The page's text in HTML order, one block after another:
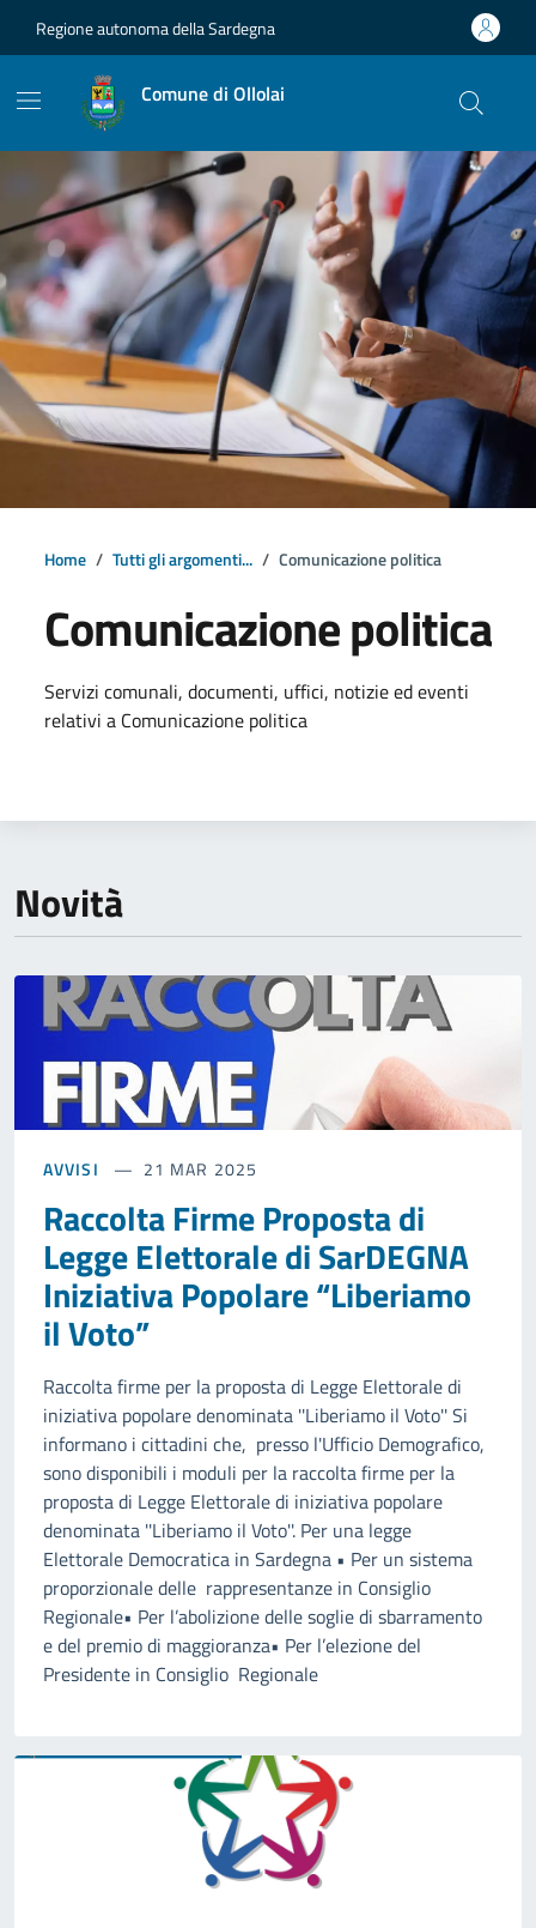
Regione autonoma della Sardegna
Comune di Ollolai
Home Tutti gli argomenti... Comunicazione politica
Comunicazione politica
Dettagli della notizia
Servizi comunali, documenti, uffici, notizie ed eventi
relativi a Comunicazione politica
Novità
AVVISI 21 MAR 2025
Raccolta Firme Proposta di
Legge Elettorale di SarDEGNA
Iniziativa Popolare “Liberiamo
il Voto”
Raccolta firme per la proposta di Legge Elettorale di
iniziativa popolare denominata ''Liberiamo il Voto'' Si
informano i cittadini che, presso l'Ufficio Demografico,
sono disponibili i moduli per la raccolta firme per la
proposta di Legge Elettorale di iniziativa popolare
denominata ''Liberiamo il Voto''. Per una legge
Elettorale Democratica in Sardegna • Per un sistema
proporzionale delle rappresentanze in Consiglio
Regionale• Per l’abolizione delle soglie di sbarramento
e del premio di maggioranza• Per l’elezione del
Presidente in Consiglio Regionale